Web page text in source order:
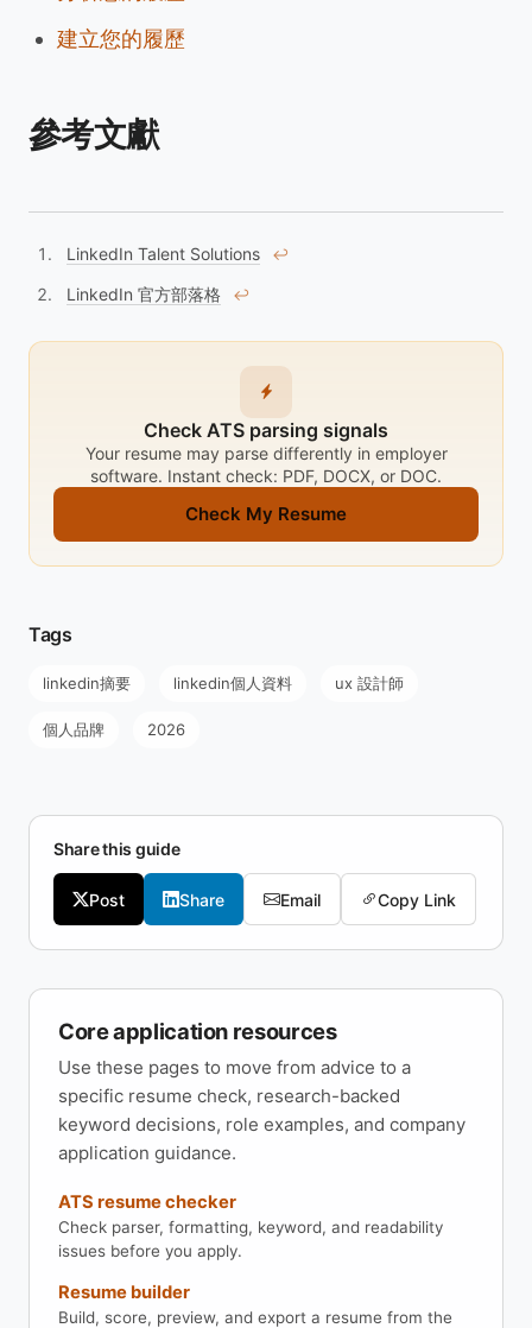
建立您的履歷
參考文獻
LinkedIn Talent Solutions ↩︎
LinkedIn 官方部落格 ↩︎
Check ATS parsing signals
Your resume may parse differently in employer
software. Instant check: PDF, DOCX, or DOC.
Check My Resume
Tags
linkedin摘要 linkedin個人資料 ux 設計師
個人品牌 2026
Share this guide
Post Share Email Copy Link
Core application resources
Use these pages to move from advice to a
specific resume check, research-backed
keyword decisions, role examples, and company
application guidance.
ATS resume checker
Check parser, formatting, keyword, and readability
issues before you apply.
Resume builder
Build, score, preview, and export a resume from the